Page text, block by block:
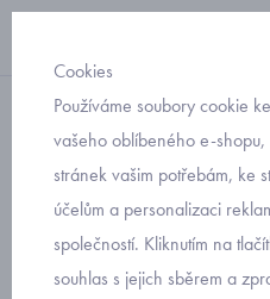
zateplená mikina
kojenecká
Baby service
Cookies
Používáme soubory cookie
vašeho oblíbeného e-
stránek vašim potřebám, ke
účelům a personalizaci
společností. Kliknutím na
souhlas s jejich sběrem a